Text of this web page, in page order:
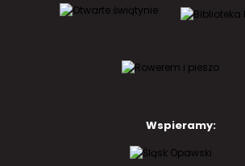
Wspieramy: